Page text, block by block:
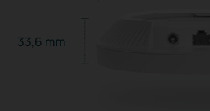
33,6 mm